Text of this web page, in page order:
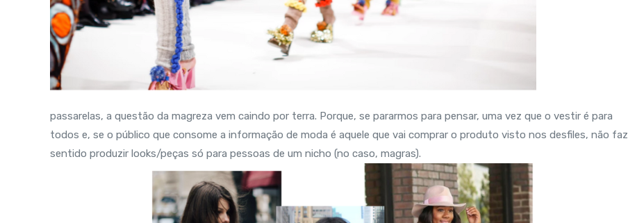
passarelas, a questão da magreza vem caindo por terra. Porque, se pararmos para pensar, uma vez que o vestir é para
todos e, se o público que consome a informação de moda é aquele que vai comprar o produto visto nos desfiles, não faz
sentido produzir looks/peças só para pessoas de um nicho (no caso, magras).